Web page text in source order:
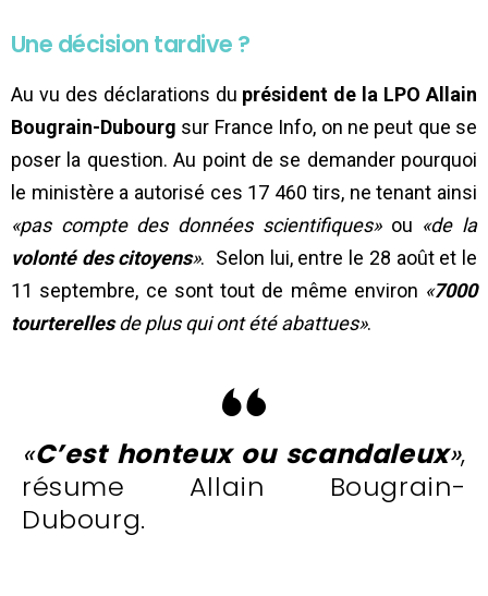
Une décision tardive ?
Au vu des déclarations du président de la LPO Allain
Bougrain-Dubourg sur France Info, on ne peut que se
poser la question. Au point de se demander pourquoi
le ministère a autorisé ces 17 460 tirs, ne tenant ainsi
«pas compte des données scientifiques»ou «de la
volonté des citoyens». Selon lui, entre le 28 août et le
11 septembre, ce sont tout de même environ «7000
tourterellesde plus qui ont été abattues».
«C’est honteux ou scandaleux»,
résume Allain Bougrain-
Dubourg.